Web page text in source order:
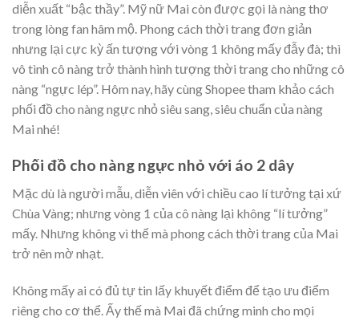
diễn xuất “bậc thầy”. Mỹ nữ Mai còn được gọi là nàng thơ
trong lòng fan hâm mộ. Phong cách thời trang đơn giản
nhưng lại cực kỳ ấn tượng với vòng 1 không mấy đẫy đà; thì
vô tình cô nàng trở thành hình tượng thời trang cho những cô
nàng “ngực lép”. Hôm nay, hãy cùng Shopee tham khảo cách
phối đồ cho nàng ngực nhỏ siêu sang, siêu chuẩn của nàng
Mai nhé!
Phối đồ cho nàng ngực nhỏ với áo 2 dây
Mặc dù là người mẫu, diễn viên với chiều cao lí tưởng tại xứ
Chùa Vàng; nhưng vòng 1 của cô nàng lại không “lí tưởng”
mấy. Nhưng không vì thế mà phong cách thời trang của Mai
trở nên mờ nhạt.
Không mấy ai có đủ tự tin lấy khuyết điểm để tạo ưu điểm
riêng cho cơ thể. Ấy thế mà Mai đã chứng minh cho mọi